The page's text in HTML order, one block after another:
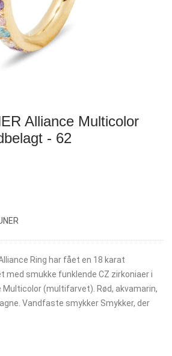
Alliance Multicolor
- 62
Alliance Ring har fået en 18 karat
med smukke funklende CZ zirkoniaer i
Multicolor (multifarvet). Rød, akvamarin,
Vandfaste smykker Smykker, der